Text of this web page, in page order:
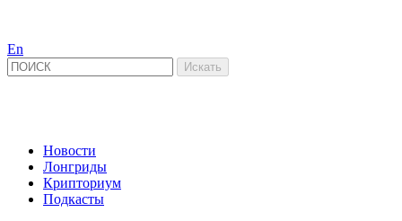
En
Новости
Лонгриды
Крипториум
Подкасты